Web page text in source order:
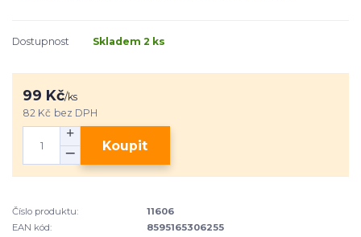
Dostupnost Skladem 2 ks
99 Kč/ks
82 Kč bez DPH
Koupit
Číslo produktu:
11606
EAN kód:
8595165306255